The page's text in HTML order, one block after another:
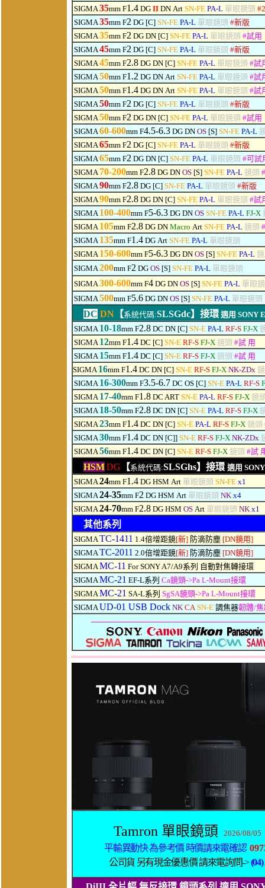
SIGMA35mm F1.4 DG II DN Art SN-FEPA-L單眼鏡頭 #
SIGMA35mm F2 DG [C] SN-FEPA-L單眼鏡頭#新版
SIGMA35mm F2 DG DN [C] SN-FEPA-L單眼鏡頭 #試用
SIGMA45mm F2 DG [C] SN-FEPA-L單眼鏡頭#新版
SIGMA45mm F2.8 DG DN [C] SN-FEPA-L單眼鏡頭 #試
SIGMA50mm F1.2 DG DN Art SN-FEPA-L單眼鏡頭 #試
SIGMA50mm F1.4 DG DN Art SN-FEPA-L單眼鏡頭 #試
SIGMA50mm F2 DG [C] SN-FEPA-L單眼鏡頭#新版
SIGMA50mm F2 DG DN [C] SN-FEPA-L單眼鏡頭 #試用
SIGMA60-600mm F4.5-6.3 DG DN OS [S] SN-FEPA-L
SIGMA65mm F2 DG [C] SN-FEPA-L單眼鏡頭#新版
SIGMA65mm F2 DG DN [C] SN-FEPA-L單眼鏡頭 #可試
SIGMA70-200mm F2.8 DG DNOS [S] SN-FEPA-L鏡頭 #
SIGMA90mm F2.8 DG [C] SN-FEPA-L單眼鏡頭#新版
SIGMA90mm F2.8 DG DN [C] SN-FEPA-L單眼鏡頭 #試
SIGMA100-400mm F5-6.3 DG DN OS SN-FEPA-L FJ-X
SIGMA105mm F2.8 DG DN Macro Art SN-FEPA-L鏡頭 #
SIGMA135mm F1.4 DG Art SN-FEPA-L單眼鏡頭
SIGMA150-600mm F5-6.3 DG DN OS [S] SN-FEPA-L
SIGMA200mm F2 DG OS [S] SN-FEPA-L單眼鏡頭
SIGMA300-600mm F4 DG DN OS [S] SN-FEPA-L單眼
SIGMA500mm F5.6 DG DN OS [S] SN-FEPA-L單眼鏡頭
DC DN【系統代碼:SLSGdc】 接環 適用 SONY
SIGMA10-18mm F2.8 DC DN [C] SN-EPA-L RF-SFJ-X
SIGMA12mm F1.4 DC [C] SN-E RF-SFJ-X 鏡頭 #試 用
SIGMA15mm F1.4 DC [C] SN-E RF-SFJ-X 鏡頭 #試 用
SIGMA16mm F1.4 DC DN [C] SN-E RF-S FJ-X NK-ZDx
SIGMA16-300mm F3.5-6.7 DC OS [C] SN-EPA-L RF-S
SIGMA17-40mm F1.8 DC ART SN-EPA-L RF-SFJ-X 鏡
SIGMA18-50mm F2.8 DC DN [C] SN-EPA-L RF-SFJ-X
SIGMA23mm F1.4 DC DN [C]SN-EPA-L RF-SFJ-X 鏡頭
SIGMA30mm F1.4 DC DN [C]] SN-E RF-SFJ-X NK-ZDx
SIGMA56mm F1.4 DC DN [C] SN-E RF-SFJ-X 鏡頭 #試
HSM DG 【系統代碼:SLSGhs】接環 適用
SIGMA24mm F1.4 DG HSM Art 單眼鏡頭SN-FE x1
SIGMA24-35mm F2 DG HSM Art 單眼鏡頭 NK x4
SIGMA24-70mm F2.8 DG HSM OS Art 單眼鏡頭 NK x1
其他系列
SIGMATC-1411 1.4倍增距鏡[新]防滴防塵 [DN鏡用]
SIGMATC-2011 2.0倍增距鏡[新] 防滴防塵 [DN鏡用]
SIGMAMC-11 For SONY A7/A9系列 自動對焦轉接環
SIGMAMC-21 EF-L系列 Ca鏡頭->Pa L-Mount接環
SIGMAMC-21 SA-L系列 SgSA鏡頭->Pa L-Mount接環
SIGMAUD-01 USB Dock NK CA SN-E 調焦器韌體/焦
Tamron 單眼鏡頭 2026/08/05
平輸異動快 為參考價 時價請來電確認
公司貨 另有現金優惠價 請來電詢問->(04)